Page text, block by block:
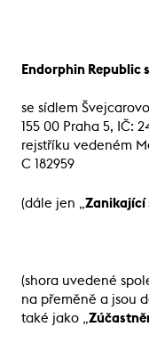
Endorphin Republic
se sídlem
155 00 Praha 5, IČ:
rejstříku vedeném
C 182959
(dále jen „ Zanikající
(shora uvedené
na přeměně a jsou
také jako „